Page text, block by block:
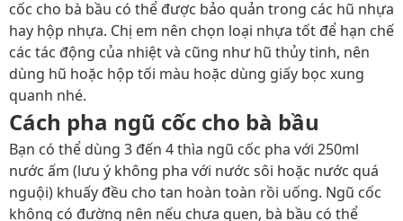
cốc cho bà bầu có thể được bảo quản trong các hũ nhựa
hay hộp nhựa. Chị em nên chọn loại nhựa tốt để hạn chế
các tác động của nhiệt và cũng như hũ thủy tinh, nên
dùng hũ hoặc hộp tối màu hoặc dùng giấy bọc xung
quanh nhé.
Cách pha ngũ cốc cho bà bầu
Bạn có thể dùng 3 đến 4 thìa ngũ cốc pha với 250ml
nước ấm (lưu ý không pha với nước sôi hoặc nước quá
nguội) khuấy đều cho tan hoàn toàn rồi uống. Ngũ cốc
không có đường nên nếu chưa quen, bà bầu có thể